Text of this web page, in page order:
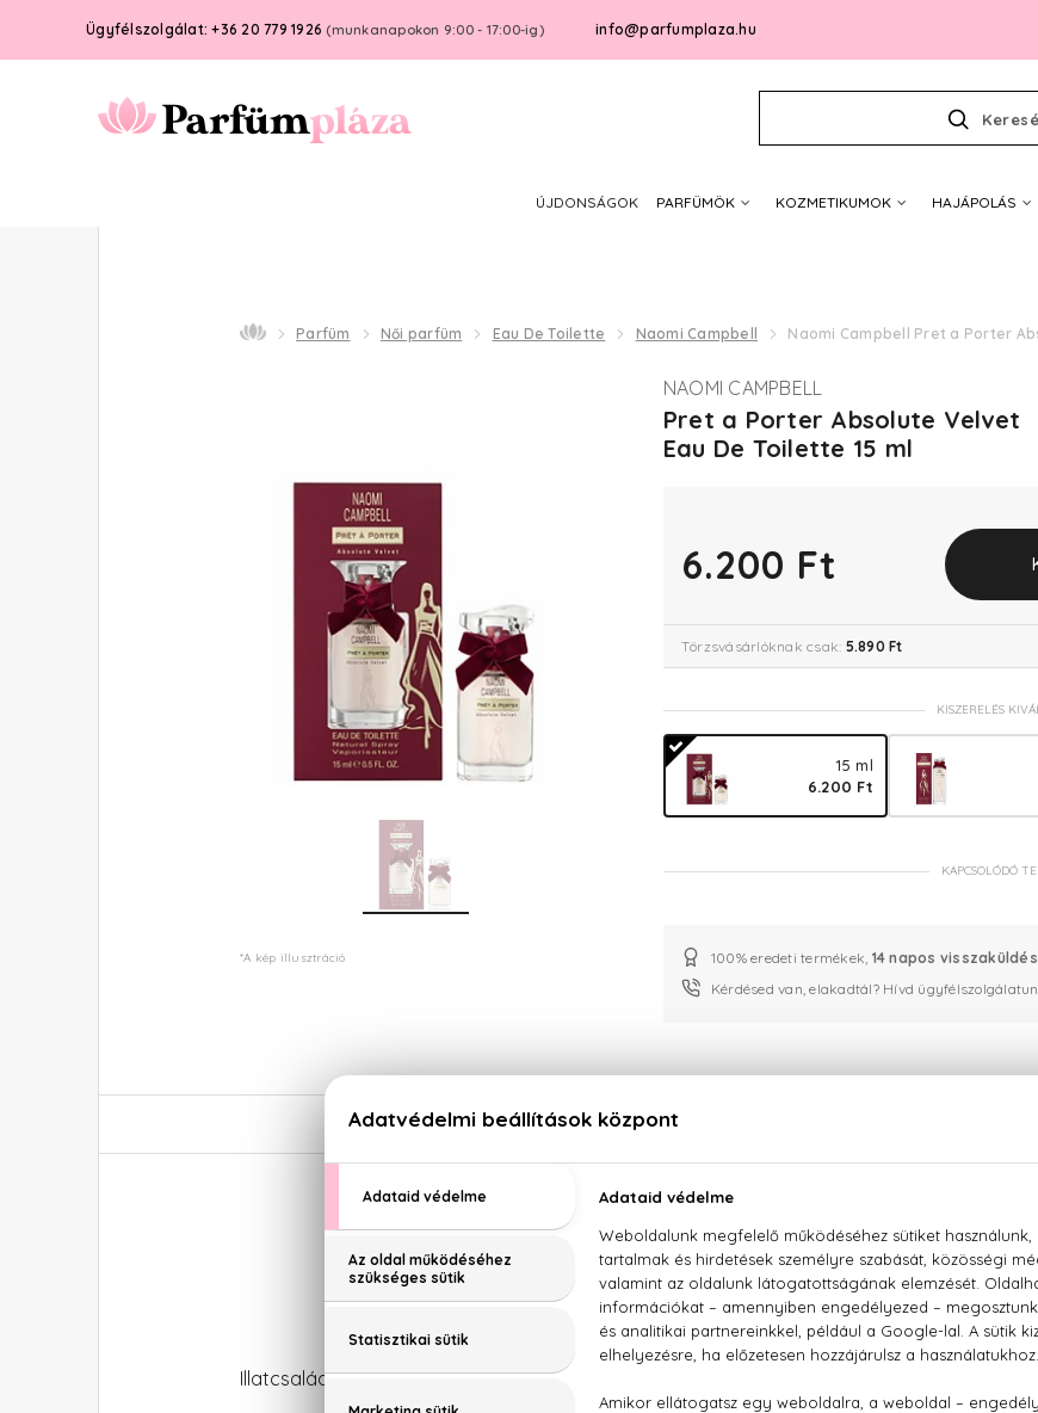
Ügyfélszolgálat: +36 20 779 1926 (munkanapokon 9:00 - 17:00-ig) info@parfumplaza.hu
ÚJDONSÁGOK PARFÜMÖK KOZMETIKUMOK HAJÁPOLÁS
Parfüm Női parfüm Eau De Toilette Naomi Campbell Naomi Campbell Pret a Porter
*A kép illusztráció
NAOMI CAMPBELL
Pret a Porter Absolute Velvet
Eau De Toilette 15 ml
6.200 Ft
Törzsvásárlóknak csak: 5.890 Ft
KISZERELÉS
15 ml
6.200 Ft
KAPCSOLÓDÓ
100% eredeti termékek, 14 napos
Kérdésed van, elakadtál? Hívd
LEÍRÁS
Naomi Campbell Pret a Porter Absolute Velvet Eau
Illatcsalád: Virágos-orientális